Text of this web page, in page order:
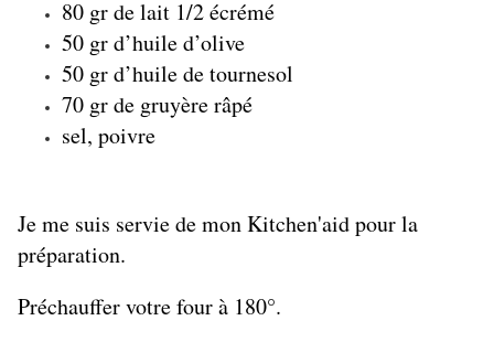
80 gr de lait 1/2 écrémé
50 gr d’huile d’olive
50 gr d’huile de tournesol
70 gr de gruyère râpé
sel, poivre
Je me suis servie de mon Kitchen'aid pour la
préparation.
Préchauffer votre four à 180°.